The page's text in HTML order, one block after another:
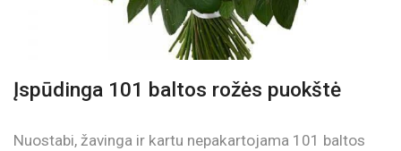
Įspūdinga 101 baltos rožės puokštė
Nuostabi, žavinga ir kartu nepakartojama 101 baltos